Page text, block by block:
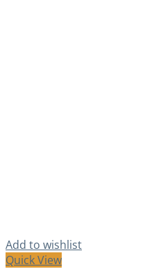
Add to wishlist
Quick View